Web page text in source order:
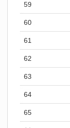
59
60
61
62
63
64
65